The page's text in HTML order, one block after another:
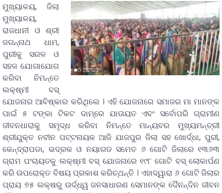
ମୁଖ୍ୟାଳୟ, ଜିଲା
ମୁଖ୍ୟାଳୟ,
ରାଜଧାନୀ ଓ ଶ୍ରୀ
ଜଗନ୍ନାଥ ଧାମ,
ପୁରୀକୁ ସରଳ ଓ
ସହଜ ଯୋଗାଯୋଗ
କରିବା ନିମନ୍ତେ
ଲକ୍ଷ୍ମୀ ବସ୍
ଯୋଜନାର ଆବିଷ୍କାର କରିଥିଲେ । ଏହି ଯୋଜନାରେ ସମାଜର ମା ମାନଙ୍କ
ପାଇଁ ୫ ଟଙ୍କା ଟିକଟ ଦାମ୍ରେ ଯାତାୟତ ଏବଂ ସର୍ବୋପରି ଗ୍ରାମୀଣ
ଜୀବନଧାରାକୁ ସମୃଦ୍ଧ କରିବା ନିମନ୍ତେ ମାନ୍ୟବର ମୁଖ୍ୟମନ୍ତ୍ରୀ
ଶ୍ରୀଯୁକ୍ତ ନବୀନ ପଟ୍ଟନାୟକ ଆଜି ଯାଜପୁର ଜିଲା ସହ ଖୋର୍ଦ୍ଧା, ପୁରୀ,
କେନ୍ଦ୍ରାପଡା, ଭଦ୍ରକ ଓ ନୟାଗଡ ସମେତ ୬ ଗୋଟି ଜିଲାରେ ୧୩୬୩
ଗ୍ରାମ ପଂଚାୟତକୁ ଲକ୍ଷ୍ମୀ ବସ୍ ଯୋଜନାରେ ୧୯୮ ଗୋଟି ବସ୍ ଲୋକାର୍ପଣ
କରି ଉପରୋକ୍ତ ବିଷୟ ପ୍ରକାଶ କରିଚ୍ଥନ୍ତି । ଏହାଦ୍ୱାରା ୬ ଗୋଟି ଜିଲାର
ପ୍ରାୟ ୭୫ ଲକ୍ଷରୁ ଉର୍ଦ୍ଧ୍ୱ ଜନସାଧାରଣ ସେମାନଙ୍କ ଦୈନନ୍ଦିନ ଜୀବନ